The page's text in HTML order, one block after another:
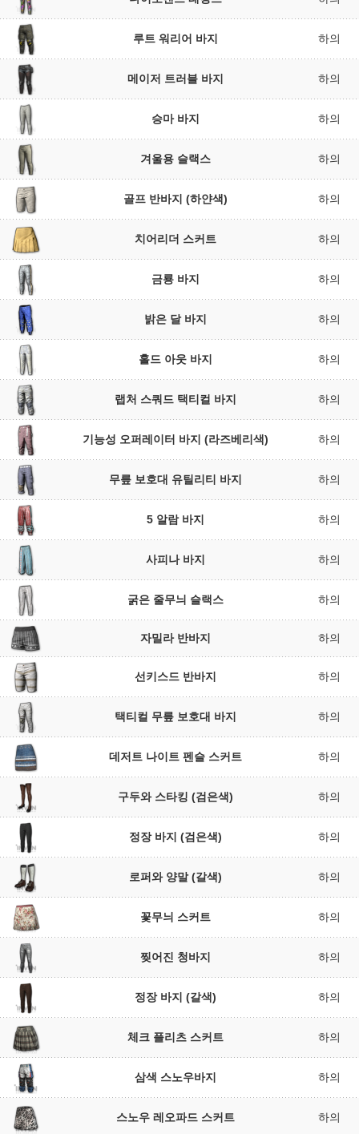
루트 워리어 바지 하의
메이저 트러블 바지 하의
승마 바지 하의
겨울용 슬랙스 하의
골프 반바지 (하얀색) 하의
치어리더 스커트 하의
금룡 바지 하의
밝은 달 바지 하의
홀드 아웃 바지 하의
랩처 스쿼드 택티컬 바지 하의
기능성 오퍼레이터 바지 (라즈베리색) 하의
무릎 보호대 유틸리티 바지 하의
5 알람 바지 하의
사피나 바지 하의
굵은 줄무늬 슬랙스 하의
자밀라 반바지 하의
선키스드 반바지 하의
택티컬 무릎 보호대 바지 하의
데저트 나이트 펜슬 스커트 하의
구두와 스타킹 (검은색) 하의
정장 바지 (검은색) 하의
로퍼와 양말 (갈색) 하의
꽃무늬 스커트 하의
찢어진 청바지 하의
정장 바지 (갈색) 하의
체크 플리츠 스커트 하의
삼색 스노우바지 하의
스노우 레오파드 스커트 하의